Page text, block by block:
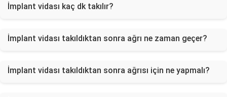
İmplant vidası kaç dk takılır?
İmplant vidası takıldıktan sonra ağrı ne zaman geçer?
İmplant vidası takıldıktan sonra ağrısı için ne yapmalı?